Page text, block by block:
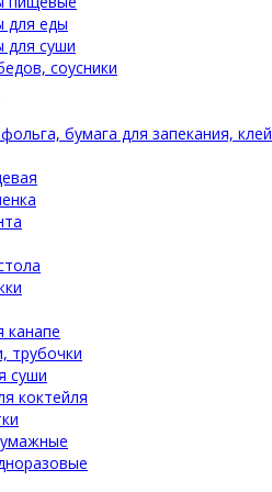
для еды
для суши
соусники
бумага для запекания,
канапе
трубочки
суши
коктейля